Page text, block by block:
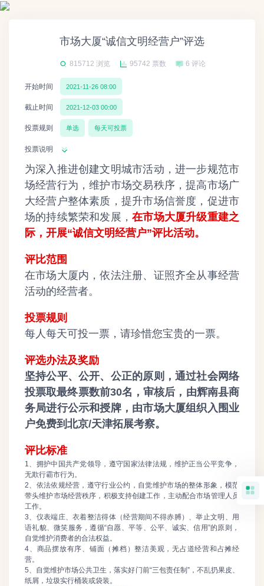
市场大厦“诚信文明经营户”评选
815712 浏览 95742 票数 6 评论
开始时间 2021-11-26 08:00
截止时间 2021-12-03 00:00
投票规则 单选 每天可投票
投票说明
为深入推进创建文明城市活动，进一步规范市
场经营行为，维护市场交易秩序，提高市场广
大经营户整体素质，提升市场信誉度，促进市
场的持续繁荣和发展，在市场大厦升级重建之
际，开展“诚信文明经营户”评比活动。
评比范围
在市场大厦内，依法注册、证照齐全从事经营
活动的经营者。
投票规则
每人每天可投一票，请珍惜您宝贵的一票。
评选办法及奖励
坚持公平、公开、公正的原则，通过社会网络
投票取最终票数前30名，审核后，由辉南县商
务局进行公示和授牌，由市场大厦组织入围业
户免费到北京/天津拓展考察。
评比标准
1、拥护中国共产党领导，遵守国家法律法规，维护正当公平竞争，
无欺行霸市行为。
2、依法依规经营，遵守行业公约，自觉维护市场的整体形象，模范
带头维护市场经营秩序，积极支持创建工作，主动配合市场管理人员
工作。
3、仪表端庄、衣着整洁得体（经营期间不得赤膊）、举止文明、用
语礼貌、微笑服务，遵循“自愿、平等、公平、诚实、信用”的原则，
自觉维护消费者的合法权益。
4、商品摆放有序、铺面（摊档）整洁美观，无占道经营和占摊经
营。
5、自觉维护市场公共卫生，落实好门前“三包责任制”，不乱扔果皮、
纸屑，垃圾实行桶装或袋装。